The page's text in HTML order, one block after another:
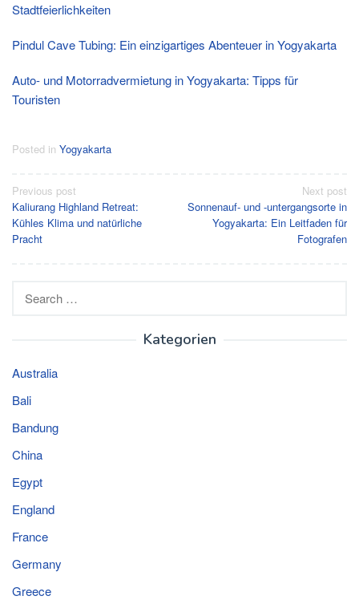
Stadtfeierlichkeiten
Pindul Cave Tubing: Ein einzigartiges Abenteuer in Yogyakarta
Auto- und Motorradvermietung in Yogyakarta: Tipps für
Touristen
Posted in Yogyakarta
Post
navigation
Previous post
Kaliurang Highland Retreat:
Kühles Klima und natürliche
Pracht
Next post
Sonnenauf- und -untergangsorte in
Yogyakarta: Ein Leitfaden für
Fotografen
for:
Kategorien
Australia
Bali
Bandung
China
Egypt
England
France
Germany
Greece